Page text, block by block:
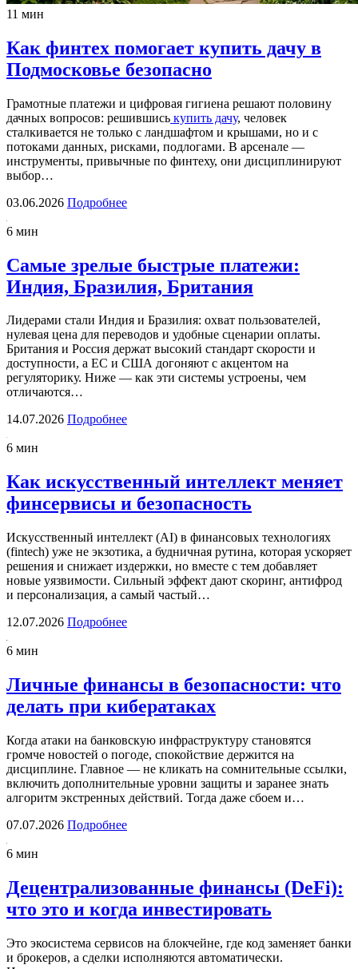
11 мин
Как финтех помогает купить дачу в
Подмосковье безопасно
Грамотные платежи и цифровая гигиена решают половину
дачных вопросов: решившись купить дачу, человек
сталкивается не только с ландшафтом и крышами, но и с
потоками данных, рисками, подлогами. В арсенале —
инструменты, привычные по финтеху, они дисциплинируют
выбор…
03.06.2026 Подробнее
6 мин
Самые зрелые быстрые платежи:
Индия, Бразилия, Британия
Лидерами стали Индия и Бразилия: охват пользователей,
нулевая цена для переводов и удобные сценарии оплаты.
Британия и Россия держат высокий стандарт скорости и
доступности, а ЕС и США догоняют с акцентом на
регуляторику. Ниже — как эти системы устроены, чем
отличаются…
14.07.2026 Подробнее
6 мин
Как искусственный интеллект меняет
финсервисы и безопасность
Искусственный интеллект (AI) в финансовых технологиях
(fintech) уже не экзотика, а будничная рутина, которая ускоряет
решения и снижает издержки, но вместе с тем добавляет
новые уязвимости. Сильный эффект дают скоринг, антифрод
и персонализация, а самый частый…
12.07.2026 Подробнее
6 мин
Личные финансы в безопасности: что
делать при кибератаках
Когда атаки на банковскую инфраструктуру становятся
громче новостей о погоде, спокойствие держится на
дисциплине. Главное — не кликать на сомнительные ссылки,
включить дополнительные уровни защиты и заранее знать
алгоритм экстренных действий. Тогда даже сбоем и…
07.07.2026 Подробнее
6 мин
Децентрализованные финансы (DeFi):
что это и когда инвестировать
Это экосистема сервисов на блокчейне, где код заменяет банки
и брокеров, а сделки исполняются автоматически.